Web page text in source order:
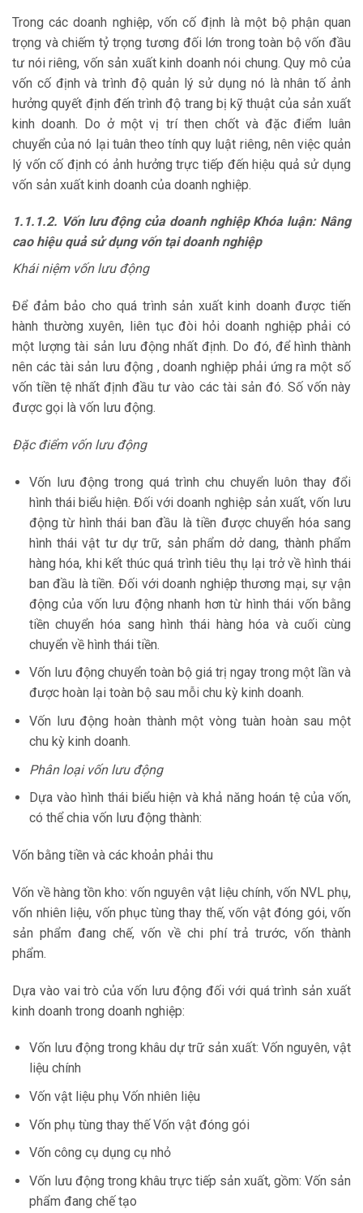
Trong các doanh nghiệp, vốn cố định là một bộ phận quan
trọng và chiếm tỷ trọng tương đối lớn trong toàn bộ vốn đầu
tư nói riêng, vốn sản xuất kinh doanh nói chung. Quy mô của
vốn cố định và trình độ quản lý sử dụng nó là nhân tố ảnh
hưởng quyết định đến trình độ trang bị kỹ thuật của sản xuất
kinh doanh. Do ở một vị trí then chốt và đặc điểm luân
chuyển của nó lại tuân theo tính quy luật riêng, nên việc quản
lý vốn cố định có ảnh hưởng trực tiếp đến hiệu quả sử dụng
vốn sản xuất kinh doanh của doanh nghiệp.
1.1.1.2. Vốn lưu động của doanh nghiệp Khóa luận: Nâng
cao hiệu quả sử dụng vốn tại doanh nghiệp
Khái niệm vốn lưu động
Để đảm bảo cho quá trình sản xuất kinh doanh được tiến
hành thường xuyên, liên tục đòi hỏi doanh nghiệp phải có
một lượng tài sản lưu động nhất định. Do đó, để hình thành
nên các tài sản lưu động , doanh nghiệp phải ứng ra một số
vốn tiền tệ nhất định đầu tư vào các tài sản đó. Số vốn này
được gọi là vốn lưu động.
Đặc điểm vốn lưu động
Vốn lưu động trong quá trình chu chuyển luôn thay đổi
hình thái biểu hiện. Đối với doanh nghiệp sản xuất, vốn lưu
động từ hình thái ban đầu là tiền được chuyển hóa sang
hình thái vật tư dự trữ, sản phẩm dở dang, thành phẩm
hàng hóa, khi kết thúc quá trình tiêu thụ lại trở về hình thái
ban đầu là tiền. Đối với doanh nghiệp thương mại, sự vận
động của vốn lưu động nhanh hơn từ hình thái vốn bằng
tiền chuyển hóa sang hình thái hàng hóa và cuối cùng
chuyển về hình thái tiền.
Vốn lưu động chuyển toàn bộ giá trị ngay trong một lần và
được hoàn lại toàn bộ sau mỗi chu kỳ kinh doanh.
Vốn lưu động hoàn thành một vòng tuàn hoàn sau một
chu kỳ kinh doanh.
Phân loại vốn lưu động
Dựa vào hình thái biểu hiện và khả năng hoán tệ của vốn,
có thể chia vốn lưu động thành:
Vốn bằng tiền và các khoản phải thu
Vốn về hàng tồn kho: vốn nguyên vật liệu chính, vốn NVL phụ,
vốn nhiên liệu, vốn phục tùng thay thế, vốn vật đóng gói, vốn
sản phẩm đang chế, vốn về chi phí trả trước, vốn thành
phẩm.
Dựa vào vai trò của vốn lưu động đối với quá trình sản xuất
kinh doanh trong doanh nghiệp:
Vốn lưu động trong khâu dự trữ sản xuất: Vốn nguyên, vật
liệu chính
Vốn vật liệu phụ Vốn nhiên liệu
Vốn phụ tùng thay thế Vốn vật đóng gói
Vốn công cụ dụng cụ nhỏ
Vốn lưu động trong khâu trực tiếp sản xuất, gồm: Vốn sản
phẩm đang chế tạo